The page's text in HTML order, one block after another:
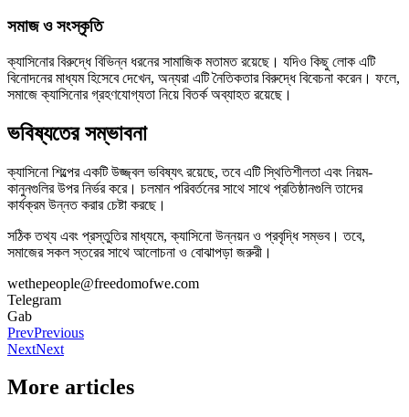
সমাজ ও সংস্কৃতি
ক্যাসিনোর বিরুদ্ধে বিভিন্ন ধরনের সামাজিক মতামত রয়েছে। যদিও কিছু লোক এটি
বিনোদনের মাধ্যম হিসেবে দেখেন, অন্যরা এটি নৈতিকতার বিরুদ্ধে বিবেচনা করেন। ফলে,
সমাজে ক্যাসিনোর গ্রহণযোগ্যতা নিয়ে বিতর্ক অব্যাহত রয়েছে।
ভবিষ্যতের সম্ভাবনা
ক্যাসিনো শিল্পের একটি উজ্জ্বল ভবিষ্যৎ রয়েছে, তবে এটি স্থিতিশীলতা এবং নিয়ম-
কানুনগুলির উপর নির্ভর করে। চলমান পরিবর্তনের সাথে সাথে প্রতিষ্ঠানগুলি তাদের
কার্যক্রম উন্নত করার চেষ্টা করছে।
সঠিক তথ্য এবং প্রস্তুতির মাধ্যমে, ক্যাসিনো উন্নয়ন ও প্রবৃদ্ধি সম্ভব। তবে,
সমাজের সকল স্তরের সাথে আলোচনা ও বোঝাপড়া জরুরী।
wethepeople@freedomofwe.com
Telegram
Gab
PrevPrevious
NextNext
More articles